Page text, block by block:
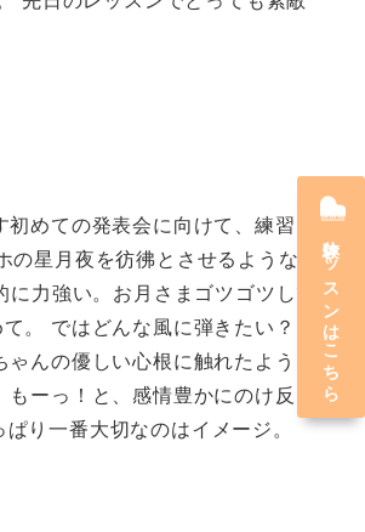
めての発表会に向けて、練習を
星月夜を彷彿とさせるような色
力強い。お月さまゴツゴツして
。 ではどんな風に弾きたい？と
んの優しい心根に触れたような
ーっ！と、感情豊かにのけ反り
り一番大切なのはイメージ。
体験レッスンはこちら